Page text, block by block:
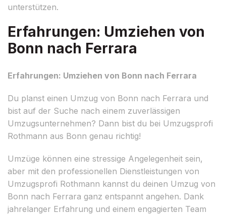
unterstützen.
Erfahrungen: Umziehen von
Bonn nach Ferrara
Erfahrungen: Umziehen von Bonn nach Ferrara
Du planst einen Umzug von Bonn nach Ferrara und
bist auf der Suche nach einem zuverlässigen
Umzugsunternehmen? Dann bist du bei Umzugsprofi
Rothmann aus Bonn genau richtig!
Umzüge können eine stressige Angelegenheit sein,
aber mit den professionellen Dienstleistungen von
Umzugsprofi Rothmann kannst du deinen Umzug von
Bonn nach Ferrara ganz entspannt angehen. Dank
jahrelanger Erfahrung und einem engagierten Team